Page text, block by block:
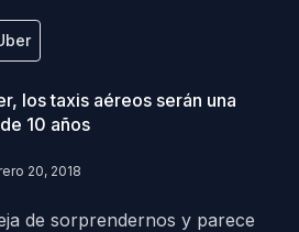
los taxis aéreos serán una
10 años
20, 2018
de sorprendernos y parece